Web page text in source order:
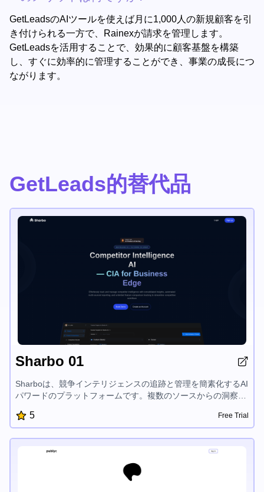
GetLeadsのAIツールを使えば月に1,000人の新規顧客を引
き付けられる一方で、Rainexが請求を管理します。
GetLeadsを活用することで、効果的に顧客基盤を構築
し、すぐに効率的に管理することができ、事業の成長につ
ながります。
GetLeads的替代品
Sharbo 01
Sharboは、競争インテリジェンスの追跡と管理を簡素化するAI
パワードのプラットフォームです。複数のソースからの洞察を
るスケーラブルなアクセシビリティを提供することで、企業が
その競争的なワークフローを効率化し、競争上の優位性を維持
できるようにします。
5 Free Trial